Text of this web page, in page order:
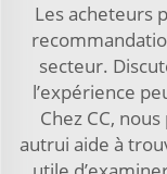
Les acheteurs
secteur.
l’expérience
Chez CC,
autrui aide à